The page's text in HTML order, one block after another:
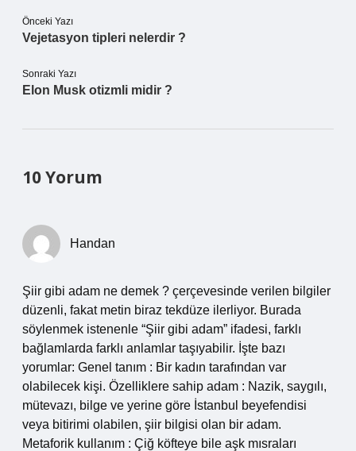
Önceki Yazı
Vejetasyon tipleri nelerdir ?
Sonraki Yazı
Elon Musk otizmli midir ?
10 Yorum
Handan
Şiir gibi adam ne demek ? çerçevesinde verilen bilgiler
düzenli, fakat metin biraz tekdüze ilerliyor. Burada
söylenmek istenenle “Şiir gibi adam” ifadesi, farklı
bağlamlarda farklı anlamlar taşıyabilir. İşte bazı
yorumlar: Genel tanım : Bir kadın tarafından var
olabilecek kişi. Özelliklere sahip adam : Nazik, saygılı,
mütevazı, bilge ve yerine göre İstanbul beyefendisi
veya bitirimi olabilen, şiir bilgisi olan bir adam.
Metaforik kullanım : Çiğ köfteye bile aşk mısraları